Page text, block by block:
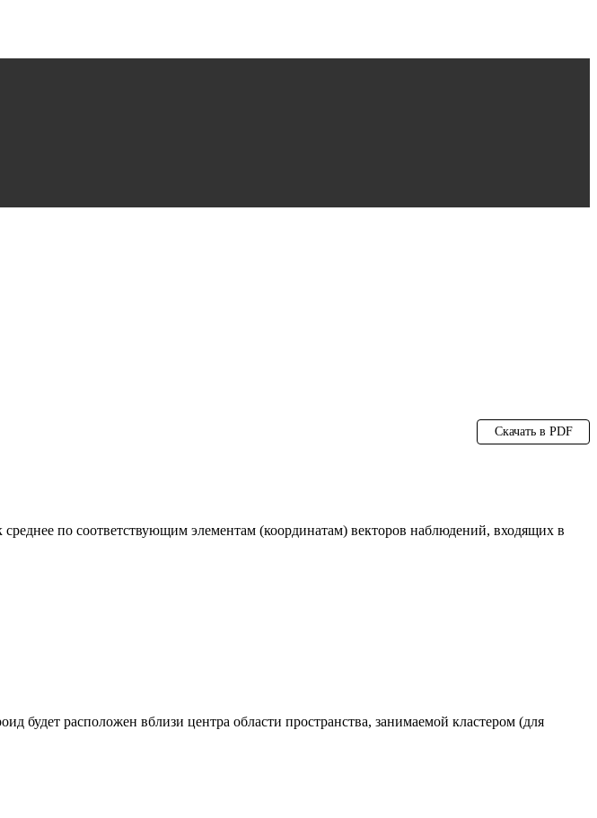
Скачать в PDF
среднее по соответствующим элементам (координатам) векторов наблюдений, входящих в
будет расположен вблизи центра области пространства, занимаемой кластером (для